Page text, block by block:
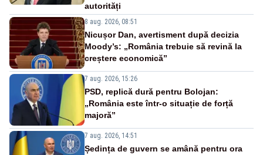
autorități
8 aug. 2026, 08:51
Nicușor Dan, avertisment după decizia
Moody’s: „România trebuie să revină la
creștere economică”
7 aug. 2026, 15:26
PSD, replică dură pentru Bolojan:
„România este într-o situație de forță
majoră”
7 aug. 2026, 14:51
Ședința de guvern se amână pentru ora